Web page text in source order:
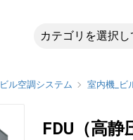
ビル空調システム 室内機_ビ
FDU（高